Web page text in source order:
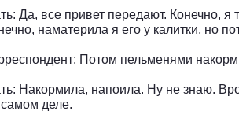
Да, все привет передают. Конечно,
наматерила я его у калитки, но
Потом пельменями
Накормила, напоила. Ну не знаю.
деле.